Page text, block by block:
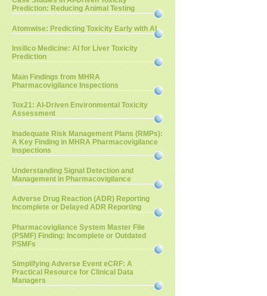
Prediction: Reducing Animal Testing
Atomwise: Predicting Toxicity Early with AI
Insilico Medicine: AI for Liver Toxicity
Prediction
Main Findings from MHRA
Pharmacovigilance Inspections
Tox21: AI-Driven Environmental Toxicity
Assessment
Inadequate Risk Management Plans (RMPs):
A Key Finding in MHRA Pharmacovigilance
Inspections
Understanding Signal Detection and
Management in Pharmacovigilance
Adverse Drug Reaction (ADR) Reporting
Incomplete or Delayed ADR Reporting
Pharmacovigilance System Master File
(PSMF) Finding: Incomplete or Outdated
PSMFs
Simplifying Adverse Event eCRF: A
Practical Resource for Clinical Data
Managers